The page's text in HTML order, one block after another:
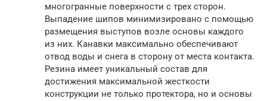
многогранные поверхности с трех сторон.
Выпадение шипов минимизировано с помощью
размещения выступов возле основы каждого
из них. Канавки максимально обеспечивают
отвод воды и снега в сторону от места контакта.
Резина имеет уникальный состав для
достижения максимальной жесткости
конструкции не только протектора, но и основы